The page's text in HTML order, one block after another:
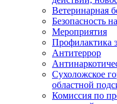
Ветеринарная
Безопасность
Мероприятия
Профилактика
Антитеррор
Сухоложское
областной
Комиссия по